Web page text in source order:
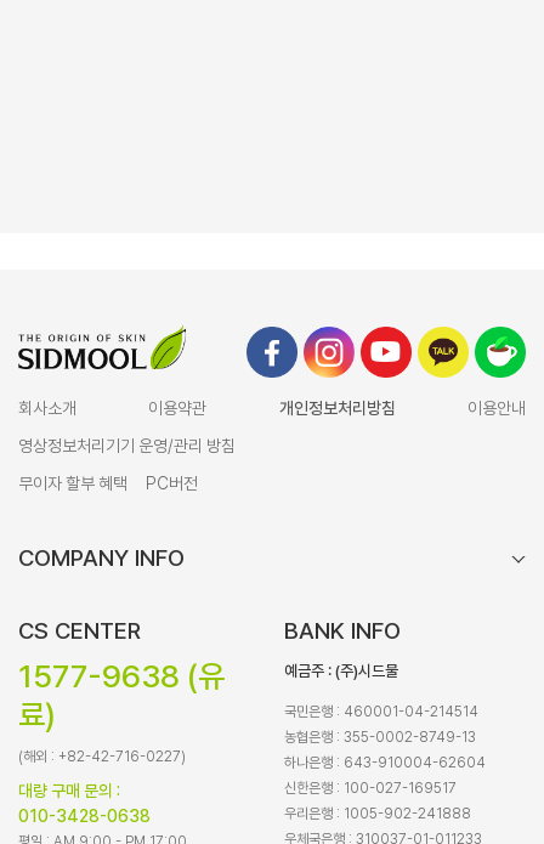
회사소개 이용약관 개인정보처리방침
이용안내
영상정보처리기기 운영/관리 방침
무이자 할부 혜택
PC버전
COMPANY INFO
CS CENTER
1577-9638 (유
료)
(해외 : +82-42-716-0227)
대량 구매 문의 :
010-3428-0638
BANK INFO
예금주 : (주)시드물
국민은행 : 460001-04-214514
농협은행 : 355-0002-8749-13
하나은행 : 643-910004-62604
신한은행 : 100-027-169517
우리은행 : 1005-902-241888
우체국은행 : 310037-01-011233